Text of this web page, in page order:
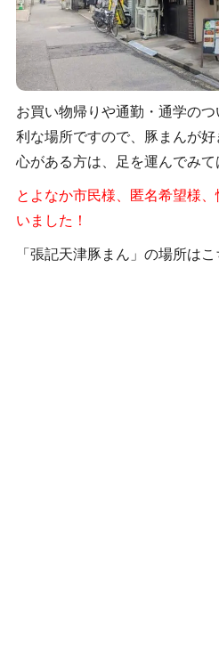
お買い物帰りや通勤・通学の
利な場所ですので、豚まんが
心がある方は、足を運んでみて
とよなか市民様、匿名希望様
いました！
「張記天津豚まん」の場所はこ